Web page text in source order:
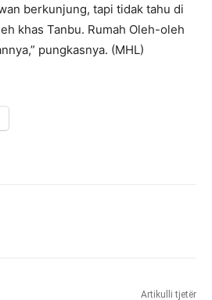
berkunjung, tapi tidak tahu di
khas Tanbu. Rumah Oleh-oleh
pungkasnya. (MHL)
Artikulli tjetër